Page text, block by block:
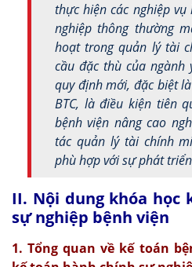
thực hiện các nghiệp
nghiệp thông thường
hoạt trong quản lý tài
cầu đặc thù của ngành
quy định mới, đặc biệt
BTC, là điều kiện tiên
bệnh viện nâng cao
tác quản lý tài chính
phù hợp với sự phát
II. Nội dung khóa học
sự nghiệp bệnh viện
1. Tổng quan về kế toán